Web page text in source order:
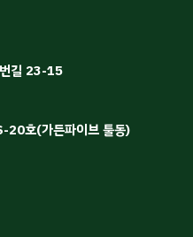
길 23-15
20호(가든파이브 툴동)